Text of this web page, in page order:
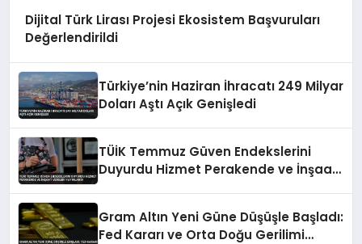
Dijital Türk Lirası Projesi Ekosistem Başvuruları
Değerlendirildi
Türkiye’nin Haziran İhracatı 249 Milyar
Doları Aştı Açık Genişledi
TÜİK Temmuz Güven Endekslerini
Duyurdu Hizmet Perakende ve İnşaat
Gram Altın Yeni Güne Düşüşle Başladı:
Fed Kararı ve Orta Doğu Gerilimi